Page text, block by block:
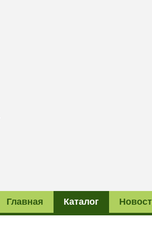
Главная Каталог